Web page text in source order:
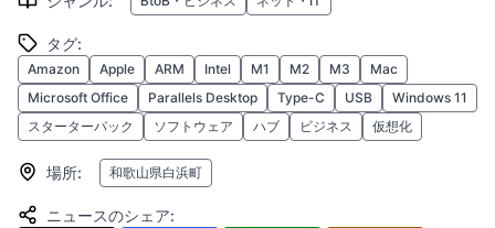
タグ:
Amazon Apple ARM Intel M1 M2 M3
Mac
Microsoft Office
Parallels Desktop Type-C USB
Windows 11
スターターパック
ソフトウェア ハブ ビジネス 仮想化
場所: 和歌山県白浜町
ニュースのシェア: